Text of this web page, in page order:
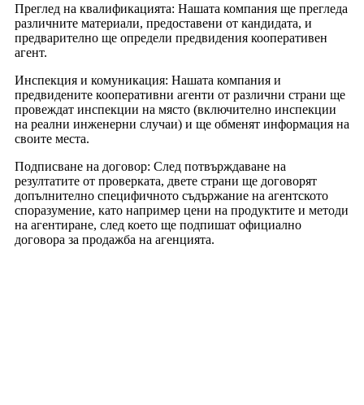
Преглед на квалификацията: Нашата компания ще прегледа
различните материали, предоставени от кандидата, и
предварително ще определи предвидения кооперативен
агент.
Инспекция и комуникация: Нашата компания и
предвидените кооперативни агенти от различни страни ще
провеждат инспекции на място (включително инспекции
на реални инженерни случаи) и ще обменят информация на
своите места.
Подписване на договор: След потвърждаване на
резултатите от проверката, двете страни ще договорят
допълнително специфичното съдържание на агентското
споразумение, като например цени на продуктите и методи
на агентиране, след което ще подпишат официално
договора за продажба на агенцията.